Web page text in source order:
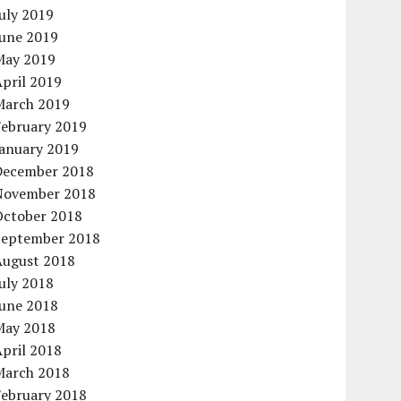
2019
2019
2019
2019
2019
2019
2019
2018
2018
2018
2018
2018
2018
2018
2018
2018
2018
2018